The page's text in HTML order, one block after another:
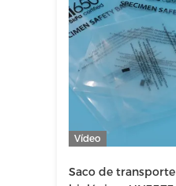
Vídeo
Saco de